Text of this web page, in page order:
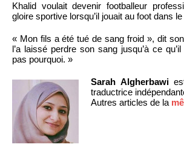
Khalid voulait devenir footballeur
gloire sportive lorsqu’il jouait au foot dans le
« Mon fils a été tué de sang froid », dit
l’a laissé perdre son sang jusqu’à ce
pas pourquoi. »
Sarah Algherbawi
traductrice
Autres articles de la